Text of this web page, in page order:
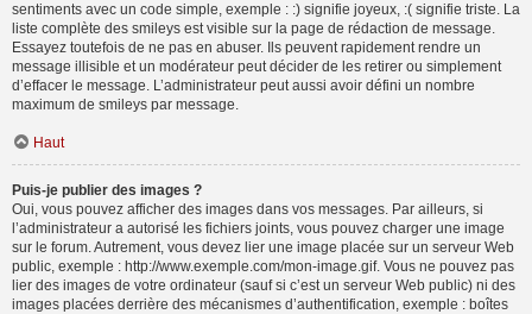
sentiments avec un code simple, exemple : :) signifie joyeux, :( signifie triste. La
liste complète des smileys est visible sur la page de rédaction de message.
Essayez toutefois de ne pas en abuser. Ils peuvent rapidement rendre un
message illisible et un modérateur peut décider de les retirer ou simplement
d’effacer le message. L’administrateur peut aussi avoir défini un nombre
maximum de smileys par message.
Haut
Puis-je publier des images ?
Oui, vous pouvez afficher des images dans vos messages. Par ailleurs, si
l’administrateur a autorisé les fichiers joints, vous pouvez charger une image
sur le forum. Autrement, vous devez lier une image placée sur un serveur Web
public, exemple : http://www.exemple.com/mon-image.gif. Vous ne pouvez pas
lier des images de votre ordinateur (sauf si c’est un serveur Web public) ni des
images placées derrière des mécanismes d’authentification, exemple : boîtes